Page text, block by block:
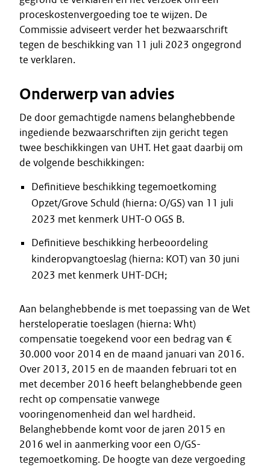
proceskostenvergoeding toe te wijzen. De
Commissie adviseert verder het bezwaarschrift
tegen de beschikking van 11 juli 2023 ongegrond
te verklaren.
Onderwerp van advies
De door gemachtigde namens belanghebbende
ingediende bezwaarschriften zijn gericht tegen
twee beschikkingen van UHT. Het gaat daarbij om
de volgende beschikkingen:
Definitieve beschikking tegemoetkoming
Opzet/Grove Schuld (hierna: O/GS) van 11 juli
2023 met kenmerk UHT-O OGS B.
Definitieve beschikking herbeoordeling
kinderopvangtoeslag (hierna: KOT) van 30 juni
2023 met kenmerk UHT-DCH;
Aan belanghebbende is met toepassing van de Wet
hersteloperatie toeslagen (hierna: Wht)
compensatie toegekend voor een bedrag van €
30.000 voor 2014 en de maand januari van 2016.
Over 2013, 2015 en de maanden februari tot en
met december 2016 heeft belanghebbende geen
recht op compensatie vanwege
vooringenomenheid dan wel hardheid.
Belanghebbende komt voor de jaren 2015 en
2016 wel in aanmerking voor een O/GS-
tegemoetkoming. De hoogte van deze vergoeding